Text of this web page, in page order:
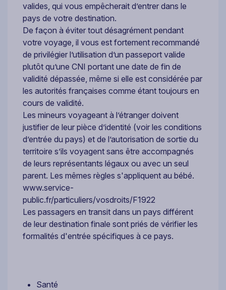
valides, qui vous empêcherait d’entrer dans le
pays de votre destination.
De façon à éviter tout désagrément pendant
votre voyage, il vous est fortement recommandé
de privilégier l’utilisation d’un passeport valide
plutôt qu’une CNI portant une date de fin de
validité dépassée, même si elle est considérée par
les autorités françaises comme étant toujours en
cours de validité.
Les mineurs voyageant à l’étranger doivent
justifier de leur pièce d’identité (voir les conditions
d’entrée du pays) et de l’autorisation de sortie du
territoire s’ils voyagent sans être accompagnés
de leurs représentants légaux ou avec un seul
parent. Les mêmes règles s'appliquent au bébé.
www.service-
public.fr/particuliers/vosdroits/F1922
Les passagers en transit dans un pays différent
de leur destination finale sont priés de vérifier les
formalités d'entrée spécifiques à ce pays.
Santé